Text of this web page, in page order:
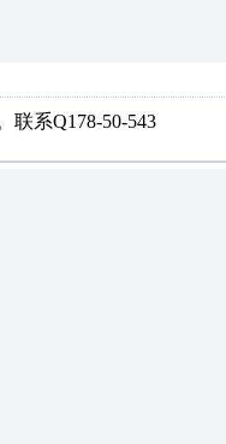
联系Q178-50-543